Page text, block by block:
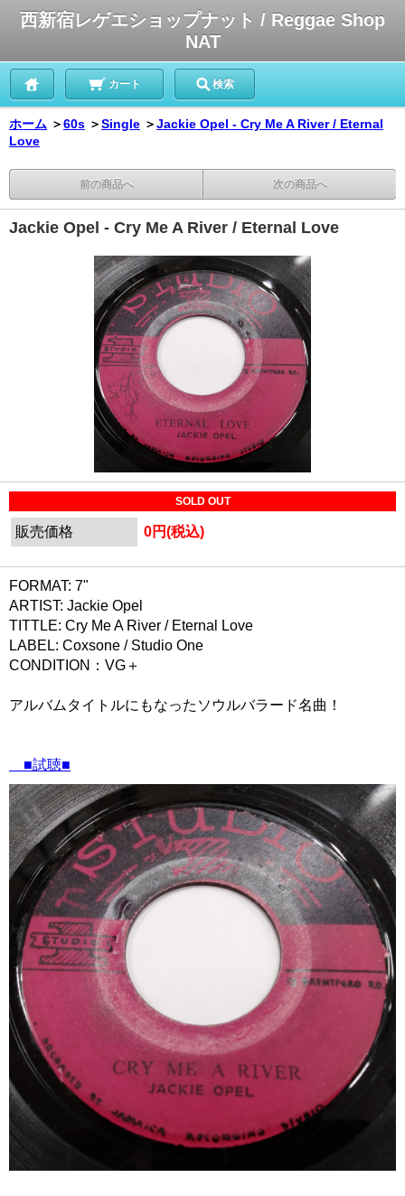
西新宿レゲエショップナット / Reggae Shop
NAT
カート 検索
ホーム ＞60s ＞Single ＞Jackie Opel - Cry Me A River / Eternal
Love
前の商品へ 次の商品へ
Jackie Opel - Cry Me A River / Eternal Love
SOLD OUT
販売価格 0円(税込)
FORMAT: 7"
ARTIST: Jackie Opel
TITTLE: Cry Me A River / Eternal Love
LABEL: Coxsone / Studio One
CONDITION：VG＋
アルバムタイトルにもなったソウルバラード名曲！
■試聴■